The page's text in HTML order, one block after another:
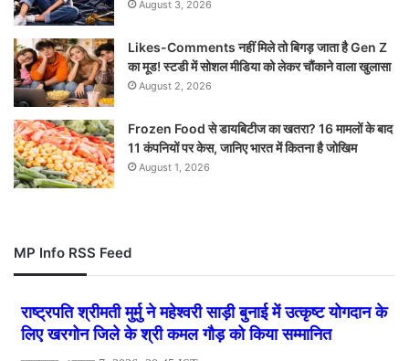
August 3, 2026
Likes-Comments नहीं मिले तो बिगड़ जाता है Gen Z
का मूड! स्टडी में सोशल मीडिया को लेकर चौंकाने वाला खुलासा
August 2, 2026
Frozen Food से डायबिटीज का खतरा? 16 मामलों के बाद
11 कंपनियों पर केस, जानिए भारत में कितना है जोखिम
August 1, 2026
MP Info RSS Feed